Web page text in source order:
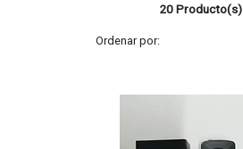
20 Producto(s)
Ordenar por: